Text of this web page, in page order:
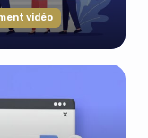
vidéo